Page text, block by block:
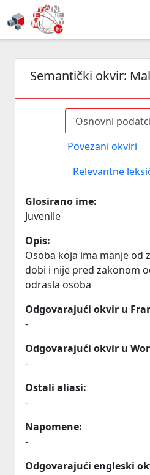
Semantički okvir:
Osnovni podatci
Povezani okviri
Relevantne
Glosirano ime:
Juvenile
Opis:
Osoba koja ima manje od
dobi i nije pred zakonom
odrasla osoba
Odgovarajući okvir u
-
Odgovarajući okvir u
-
Ostali aliasi:
-
Napomene:
-
Odgovarajući engleski